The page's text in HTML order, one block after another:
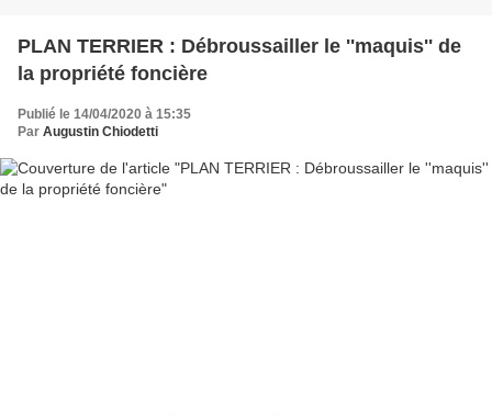
PLAN TERRIER : Débroussailler le ''maquis'' de
la propriété foncière
Publié le 14/04/2020 à 15:35
Par Augustin Chiodetti